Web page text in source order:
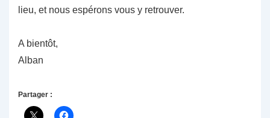
lieu, et nous espérons vous y retrouver.
A bientôt,
Alban
Partager :